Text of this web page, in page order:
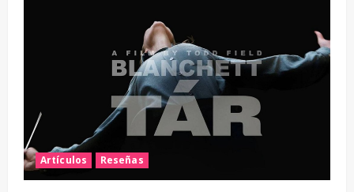
Artículos Reseñas